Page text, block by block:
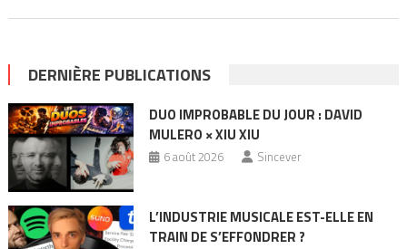
DERNIÈRE PUBLICATIONS
DUO IMPROBABLE DU JOUR : DAVID
MULERO × XIU XIU
6 août 2026 Sincever
L’INDUSTRIE MUSICALE EST-ELLE EN
TRAIN DE S’EFFONDRER ?